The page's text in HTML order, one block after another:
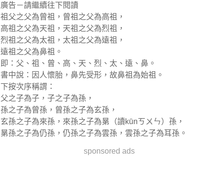
廣告－請繼續往下閱讀
祖父之父為曾祖，曾祖之父為高祖，
高祖之父為天祖，天祖之父為烈祖，
烈祖之父為太祖，太祖之父為遠祖，
遠祖之父為鼻祖。
即：父、祖、曾、高、天、烈、太、遠、鼻。
書中說：因人懷胎，鼻先受形，故鼻祖為始祖。
下按次序稱謂：
父之子為子，子之子為孫，
孫之子為曾孫，曾孫之子為玄孫，
玄孫之子為來孫，來孫之子為晜（讀kūnㄎㄨㄣ）孫，
晜孫之子為仍孫，仍孫之子為雲孫，雲孫之子為耳孫。
sponsored ads